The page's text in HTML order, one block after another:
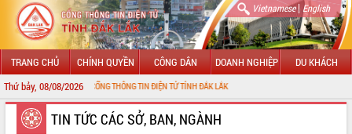
Vietnamese| English
TRANG CHỦ CHÍNH QUYỀN CÔNG DÂN DOANH NGHIỆP DU KHÁCH
Thứ bảy, 08/08/2026
ĐẾN VỚI CỔNG THÔNG TIN ĐIỆN TỬ TỈNH ĐẮK LẮK
GIỚI THIỆU TIN TỨC CÁC SỞ, BAN, NGÀNH